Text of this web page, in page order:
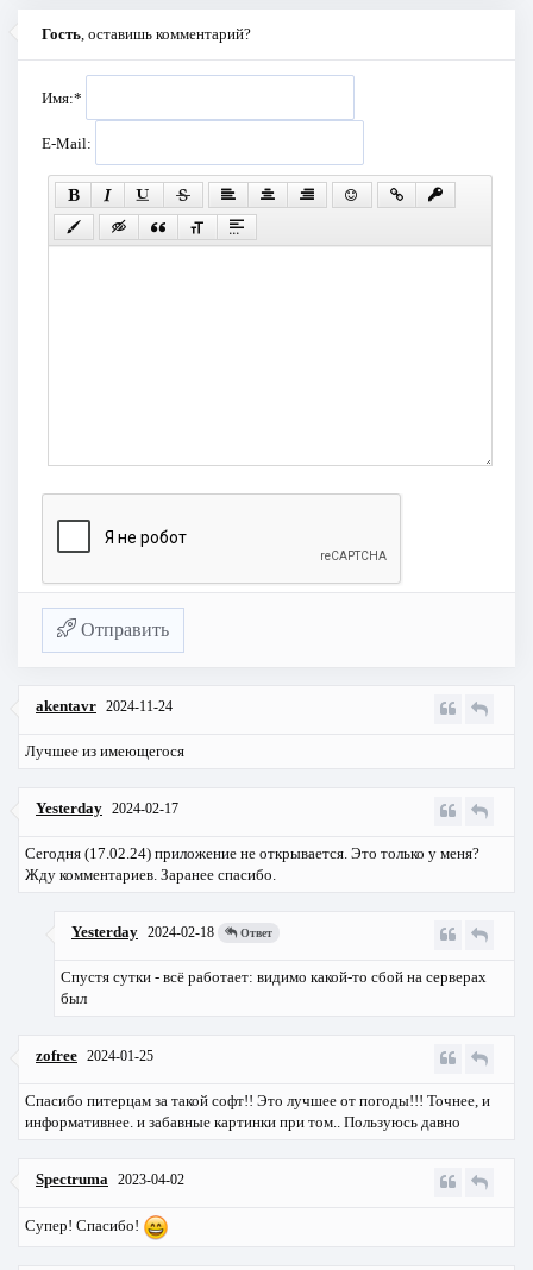
Гость , оставишь комментарий?
Имя:*
E-Mail:
Отправить
akentavr 2024-11-24
Лучшее из имеющегося
Yesterday 2024-02-17
Сегодня (17.02.24) приложение не открывается. Это только у меня?
Жду комментариев. Заранее спасибо.
Yesterday 2024-02-18 Ответ
Спустя сутки - всё работает: видимо какой-то сбой на серверах
был
zofree 2024-01-25
Спасибо питерцам за такой софт!! Это лучшее от погоды!!! Точнее, и
информативнее. и забавные картинки при том.. Пользуюсь давно
Spectruma 2023-04-02
Cупер! Cпасибо!